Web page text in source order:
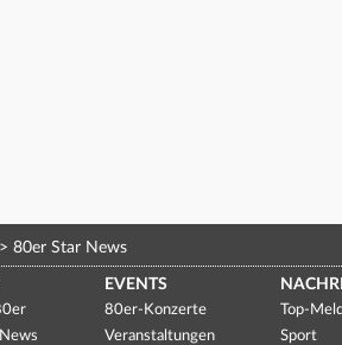
80er Star News
EVENTS
80er-Konzerte
Veranstaltungen
Top-
Sport